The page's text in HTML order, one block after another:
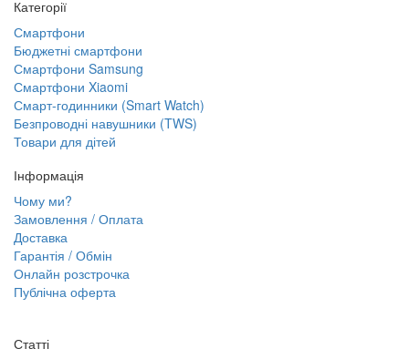
Категорії
Смартфони
Бюджетні смартфони
Смартфони Samsung
Смартфони Xiaomi
Смарт-годинники (Smart Watch)
Безпроводні навушники (TWS)
Товари для дітей
Інформація
Чому ми?
Замовлення / Оплата
Доставка
Гарантія / Обмін
Онлайн розстрочка
Публічна оферта
Статті